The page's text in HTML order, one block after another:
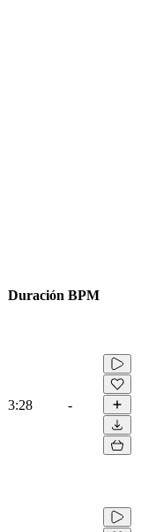
Duración BPM
3:28 -